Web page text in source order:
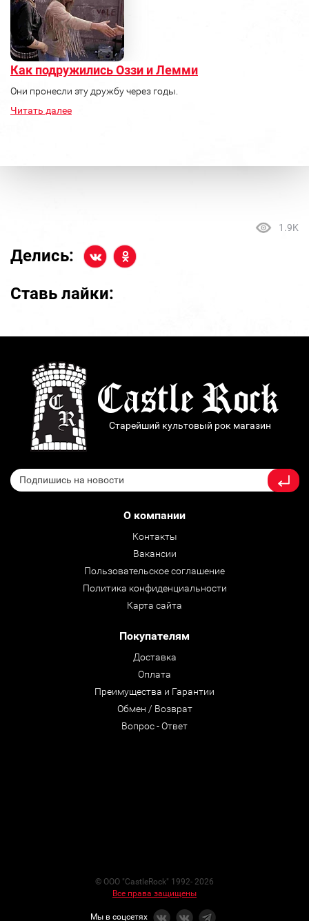
Как подружились Оззи и Лемми
Они пронесли эту дружбу через годы.
Читать далее
1.9K
Делись:
Ставь лайки:
Старейший культовый рок магазин
О компании
Контакты
Вакансии
Пользовательское соглашение
Политика конфиденциальности
Карта сайта
Покупателям
Доставка
Оплата
Преимущества и Гарантии
Обмен / Возврат
Вопрос - Ответ
© ООО "CastleRock" 1992- 2026
Все права защищены
Мы в соцсетях